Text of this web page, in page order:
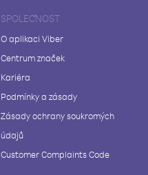
SPOLEČNOST
O aplikaci Viber
Centrum značek
Kariéra
Podmínky a zásady
Zásady ochrany soukromých
údajů
Customer Complaints Code